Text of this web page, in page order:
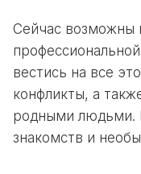
Сейчас возможны
вестись на все
конфликты, а
родными людьми.
знакомств и